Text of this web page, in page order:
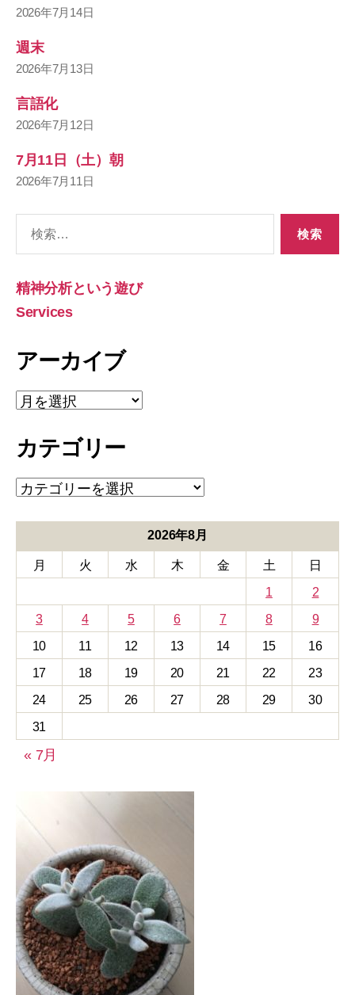
2026年7月14日
週末
2026年7月13日
言語化
2026年7月12日
7月11日（土）朝
2026年7月11日
象:
精神分析という遊び
Services
アーカイブ
ア
ー
イ
カテゴリー
カ
テ
ー
2026年8月
月 火 水 木 金 土
日
1
2
3
4 5 6 7 8
9
10
11 12 13 14 15
16
17
18 19 20 21 22
23
24
25 26 27 28 29
30
31
« 7月